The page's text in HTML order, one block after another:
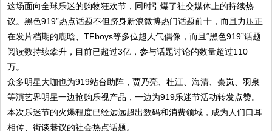
这场面向全球乐迷的购物狂欢节，同时引爆了社交媒体上的持续热
议。黑色919”热点话题不但跻身新浪微博热门话题前十，而且力压正
在发片档期的鹿晗、TFboys等多位超人气偶像，而且“黑色919”话题
阅读数持续攀升，目前已超过3亿，参与话题讨论的数量超过110
万。
众多明星大咖也为919站台助阵，贾乃亮、杜江、海清、秦岚、羽泉
等演艺界明星一边抢购乐视产品，一边为919乐迷节活动转发点赞。
本次乐迷节的火爆程度已经远远超出数码和消费领域，成为人们口耳
相传、街谈巷议的社会热点话题。